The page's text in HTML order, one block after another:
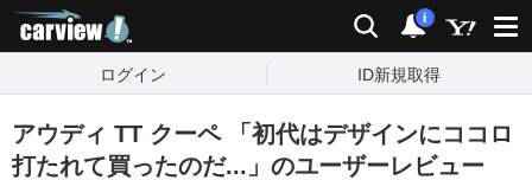
検索 通知
i
ログイン ID新規取得
アウディ TT クーペ 「初代はデザインにココロ
打たれて買ったのだ...」のユーザーレビュー